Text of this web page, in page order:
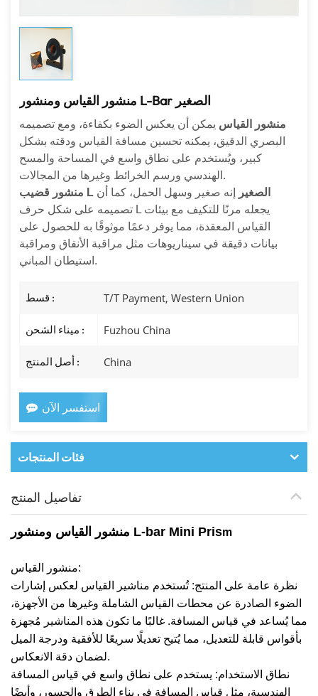
منشور القياس ومنشور L-Bar الصغير
منشور القياس يمكن أن يعكس الضوء بكفاءة، ومع تصميمه
البصري الدقيق، يمكنه تحسين مسافة القياس ودقته بشكل
كبير، ويُستخدم على نطاق واسع في المساحة والمسح
الهندسي ورسم الخرائط وغيرها من المجالات.
منشور قضيب L الصغير
إنه صغير وسهل الحمل، كما أن
تصميمه على شكل حرف L يجعله مرنًا للتكيف مع بيئات
القياس المعقدة، مما يوفر دعمًا موثوقًا به للحصول على
بيانات دقيقة في سيناريوهات مثل مراقبة الأنفاق ومراقبة
استيطان المباني.
قسط : T/T Payment, Western Union
ميناء الشحن : Fuzhou China
أصل المنتج : China
استفسر الآن
فئات المنتجات
تفاصيل المنتج
منشور القياس ومنشور L-bar Mini Prism
منشور القياس:
نظرة عامة على المنتج: تُستخدم مناشير القياس لعكس إشارات
الضوء الصادرة عن محطات القياس الشاملة وغيرها من الأجهزة،
مما يُساعد في قياس المسافة. غالبًا ما تكون هذه المناشير مُجهزة
بأقواس قابلة للتعديل، مما يُتيح تعديلًا سريعًا للأفقية ودرجة الميل
لضمان دقة الانعكاس.
نطاق الاستخدام: يستخدم على نطاق واسع في قياس المسافة
الهندسية، مثل قياس المسافة في بناء الطرق والجسور، وأيضًا